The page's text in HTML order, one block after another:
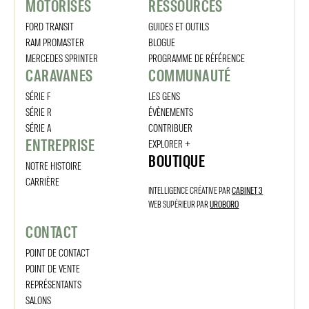
MOTORISÉS
FORD TRANSIT
RAM PROMASTER
MERCEDES SPRINTER
CARAVANES
SÉRIE F
SÉRIE R
SÉRIE A
ENTREPRISE
NOTRE HISTOIRE
CARRIÈRE
RESSOURCES
GUIDES ET OUTILS
BLOGUE
PROGRAMME DE RÉFÉRENCE
COMMUNAUTÉ
LES GENS
ÉVÈNEMENTS
CONTRIBUER
EXPLORER +
BOUTIQUE
INTELLIGENCE CRÉATIVE PARCABINET 3
WEB SUPÉRIEUR PARUROBORO
CONTACT
POINT DE CONTACT
POINT DE VENTE
REPRÉSENTANTS
SALONS